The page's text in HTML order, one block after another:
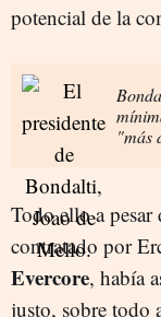
potencial de la
"más
Todo ello a pesar
contratado por
Evercore, había
justo, sobre todo